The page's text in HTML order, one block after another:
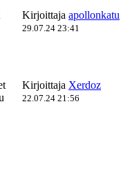
Kirjoittaja apollonkatu
29.07.24 23:41
Kirjoittaja Xerdoz
22.07.24 21:56